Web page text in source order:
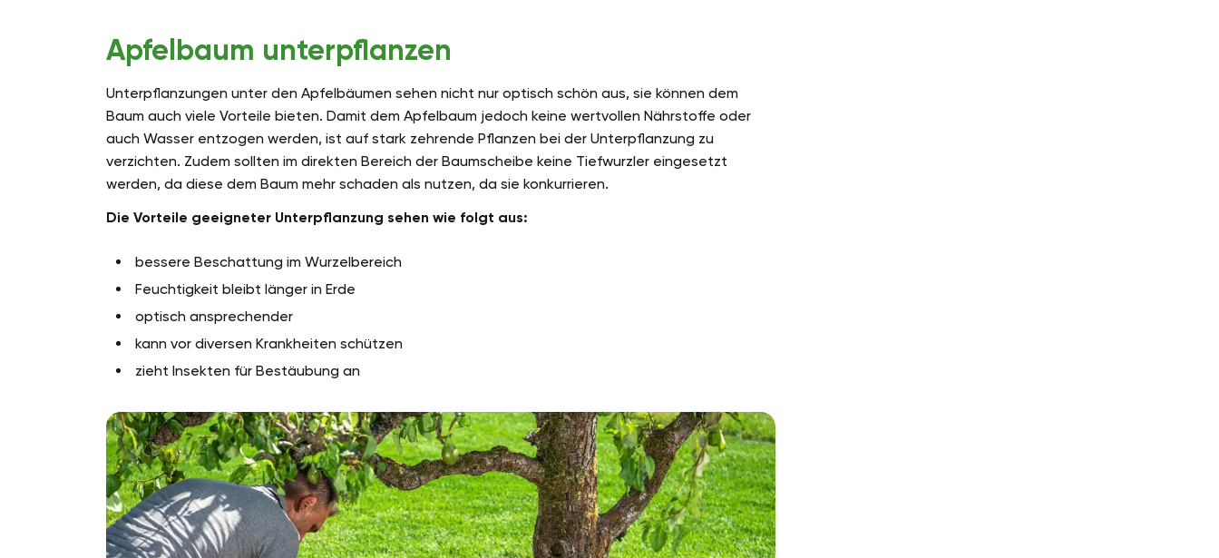
Apfelbaum unterpflanzen
Unterpflanzungen unter den Apfelbäumen sehen nicht nur optisch schön aus, sie können dem
Baum auch viele Vorteile bieten. Damit dem Apfelbaum jedoch keine wertvollen Nährstoffe oder
auch Wasser entzogen werden, ist auf stark zehrende Pflanzen bei der Unterpflanzung zu
verzichten. Zudem sollten im direkten Bereich der Baumscheibe keine Tiefwurzler eingesetzt
werden, da diese dem Baum mehr schaden als nutzen, da sie konkurrieren.
Die Vorteile geeigneter Unterpflanzung sehen wie folgt aus:
bessere Beschattung im Wurzelbereich
Feuchtigkeit bleibt länger in Erde
optisch ansprechender
kann vor diversen Krankheiten schützen
zieht Insekten für Bestäubung an